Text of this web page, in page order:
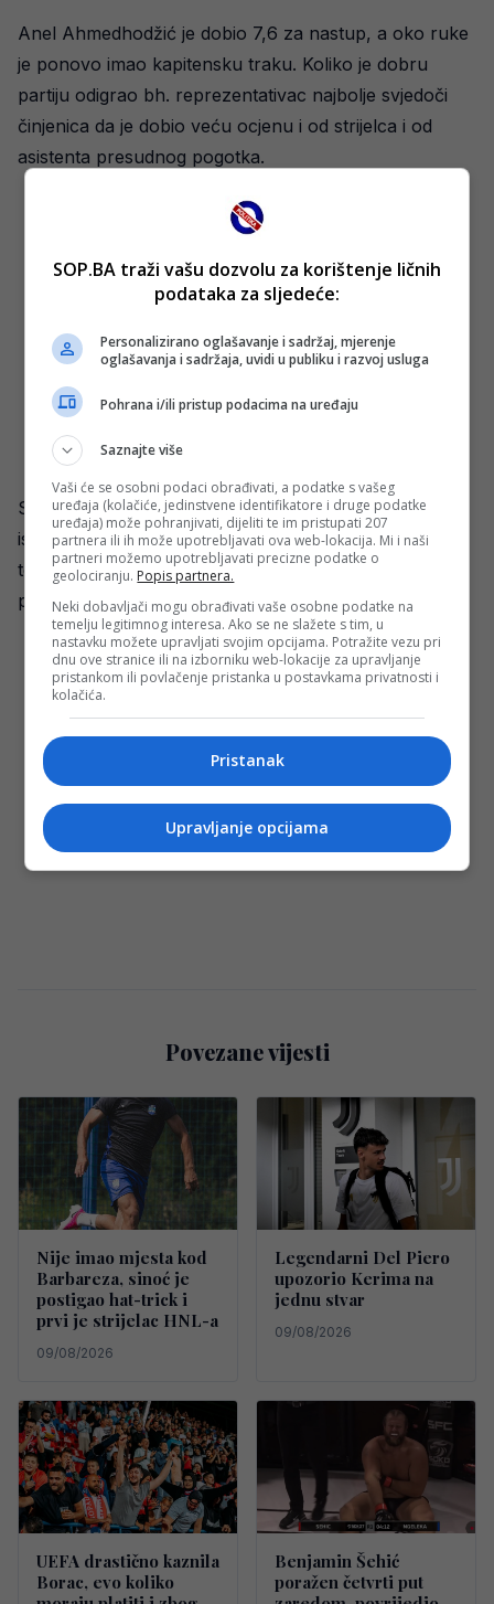
Anel Ahmedhodžić je dobio 7,6 za nastup, a oko ruke
je ponovo imao kapitensku traku. Koliko je dobru
partiju odigrao bh. reprezentativac najbolje svjedoči
činjenica da je dobio veću ocjenu i od strijelca i od
asistenta presudnog pogotka.
Sheffield United se i pored pobjede nalazi u zoni
ispadanja sa tek osam osvojenih bodova. Ovo je bila
tek druga pobjeda u ovoj sezoni. Prva se dogodila
protiv Wolvesa također na ovom terenu.
Povezane vijesti
Nije imao mjesta kod
Barbareza, sinoć je
postigao hat-trick i
prvi je strijelac HNL-a
09/08/2026
Legendarni Del Piero
upozorio Kerima na
jednu stvar
09/08/2026
UEFA drastično kaznila
Borac, evo koliko
Benjamin Šehić
poražen četvrti put
SOP.BA traži vašu dozvolu za korištenje ličnih
podataka za sljedeće:
Personalizirano oglašavanje i sadržaj, mjerenje
oglašavanja i sadržaja, uvidi u publiku i razvoj usluga
Pohrana i/ili pristup podacima na uređaju
Saznajte više
Vaši će se osobni podaci obrađivati, a podatke s vašeg
uređaja (kolačiće, jedinstvene identifikatore i druge podatke
uređaja) može pohranjivati, dijeliti te im pristupati 207
partnera ili ih može upotrebljavati ova web-lokacija. Mi i naši
partneri možemo upotrebljavati precizne podatke o
geolociranju. Popis partnera.
Neki dobavljači mogu obrađivati vaše osobne podatke na
temelju legitimnog interesa. Ako se ne slažete s tim, u
nastavku možete upravljati svojim opcijama. Potražite vezu pri
dnu ove stranice ili na izborniku web-lokacije za upravljanje
pristankom ili povlačenje pristanka u postavkama privatnosti i
kolačića.
Pristanak
Upravljanje opcijama